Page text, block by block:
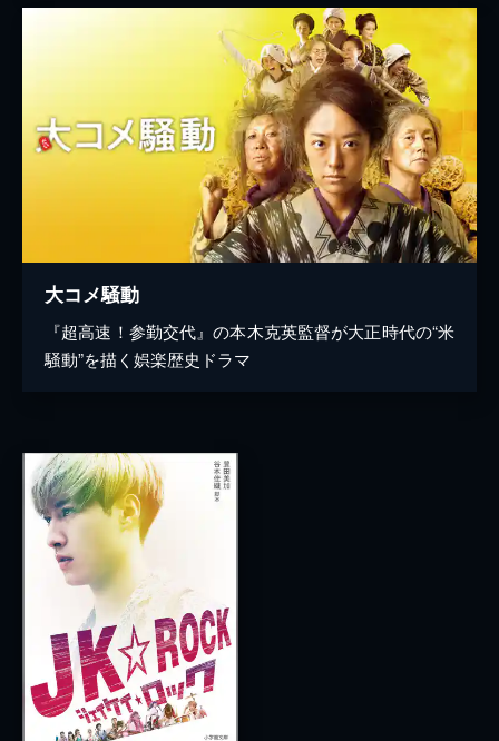
大コメ騒動
『超高速！参勤交代』の本木克英監督が大正時代の“米
騒動”を描く娯楽歴史ドラマ